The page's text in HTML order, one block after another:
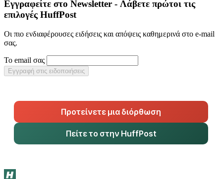
Εγγραφείτε στο Newsletter - Λάβετε πρώτοι τις
επιλογές HuffPost
Οι πιο ενδιαφέρουσες ειδήσεις και απόψεις καθημερινά στο e-mail
σας.
Το email σας
Εγγραφή στις ειδοποιήσεις
Προτείνετε μια διόρθωση
Πείτε το στην HuffPost